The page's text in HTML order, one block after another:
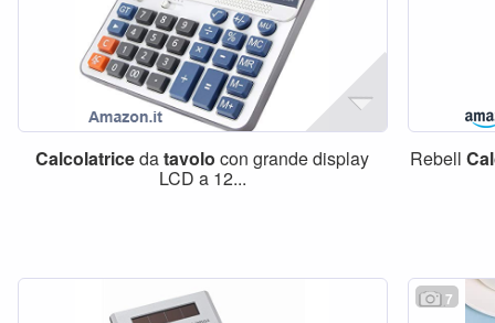
Calcolatricedatavolo con grande display
LCD a 12...
Rebell
7